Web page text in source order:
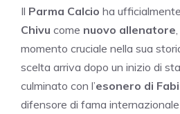
Il Parma Calcio ha
Chivu come nuovo allenatore
momento cruciale nella sua
scelta arriva dopo un inizio di
culminato con l’esonero di
difensore di fama